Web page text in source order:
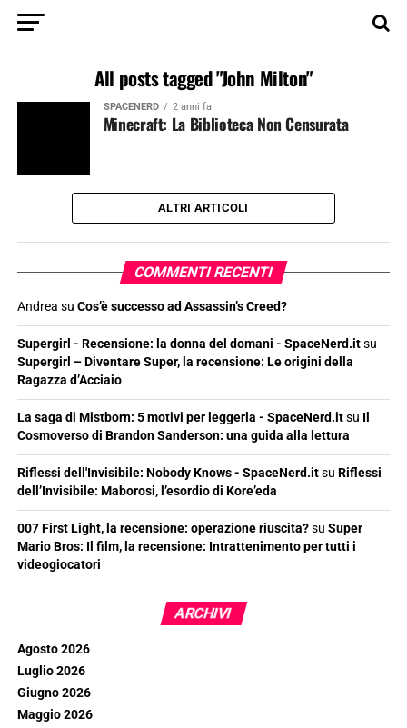
All posts tagged "John Milton"
SPACENERD 2 anni fa
Minecraft: La Biblioteca Non Censurata
ALTRI ARTICOLI
COMMENTI RECENTI
Andrea su Cos’è successo ad Assassin’s Creed?
Supergirl - Recensione: la donna del domani - SpaceNerd.itsu
Supergirl – Diventare Super, la recensione: Le origini della
Ragazza d’Acciaio
La saga di Mistborn: 5 motivi per leggerla - SpaceNerd.itsu Il
Cosmoverso di Brandon Sanderson: una guida alla lettura
Riflessi dell'Invisibile: Nobody Knows - SpaceNerd.itsu Riflessi
dell’Invisibile: Maborosi, l’esordio di Kore’eda
007 First Light, la recensione: operazione riuscita?su Super
Mario Bros: Il film, la recensione: Intrattenimento per tutti i
videogiocatori
ARCHIVI
Agosto 2026
Luglio 2026
Giugno 2026
Maggio 2026